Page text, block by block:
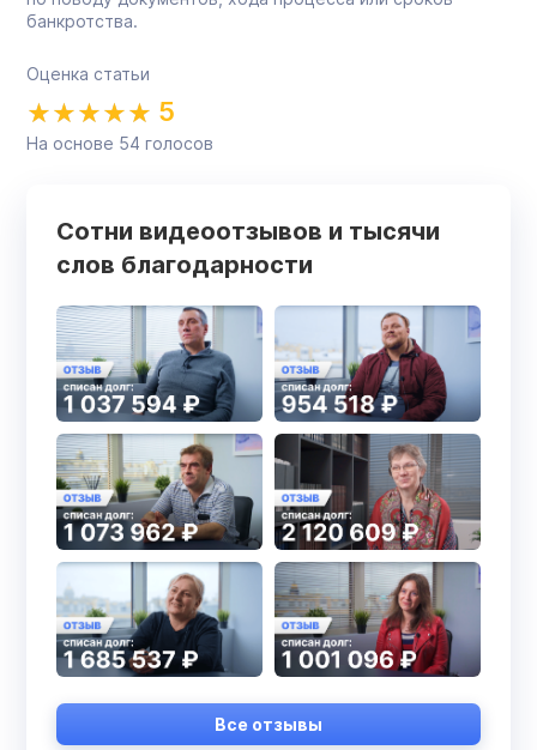
банкротства.
Оценка статьи
5
На основе 54 голосов
Сотни видеоотзывов и тысячи
слов благодарности
Все отзывы